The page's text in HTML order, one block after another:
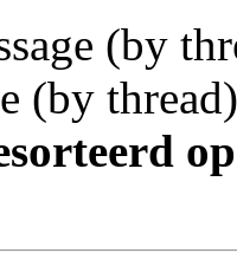
(by
(by